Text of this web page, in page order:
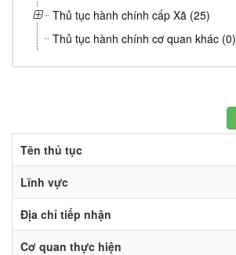
Thủ tục hành chính cấp Xã (25)
Thủ tục hành chính cơ quan khác (0)
Tên thủ tục
Lĩnh vực
Địa chỉ tiếp nhận
Cơ quan thực hiện